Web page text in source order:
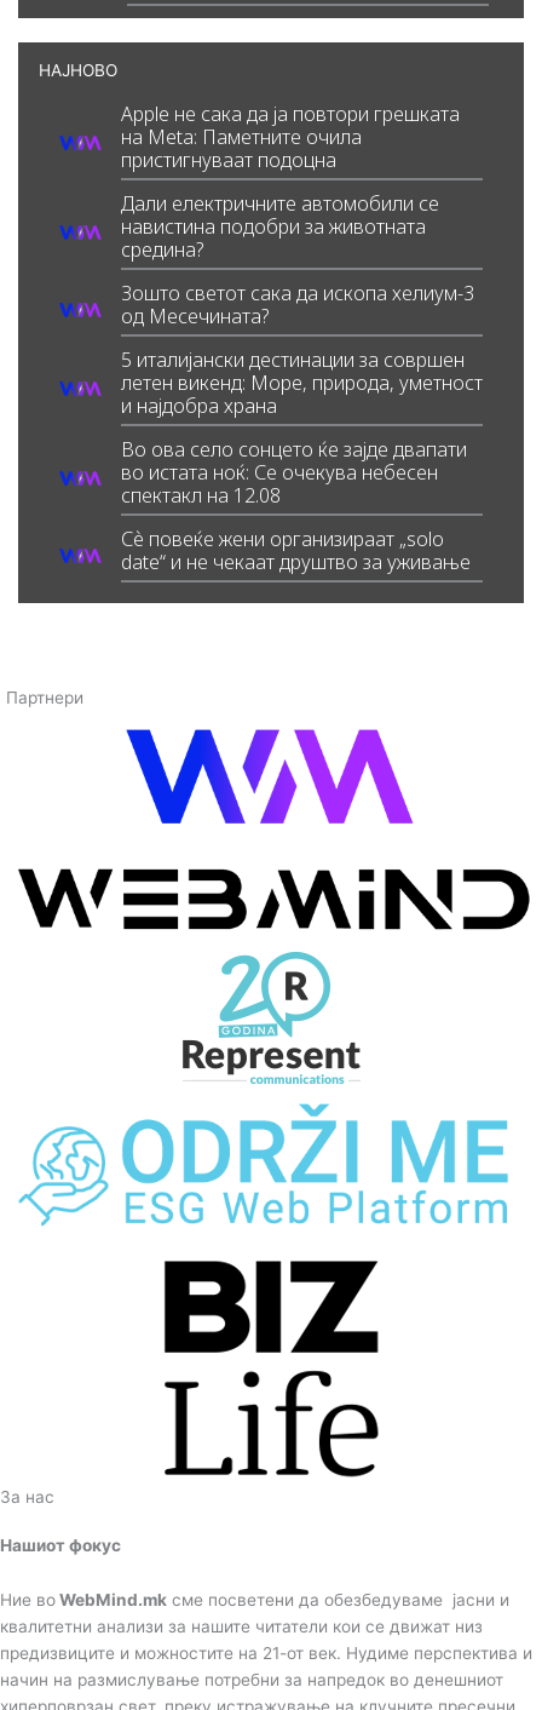
НАЈНОВО
Apple не сака да ја повтори грешката
на Meta: Паметните очила
пристигнуваат подоцна
Дали електричните автомобили се
навистина подобри за животната
средина?
Зошто светот сака да ископа хелиум-3
од Месечината?
5 италијански дестинации за совршен
летен викенд: Море, природа, уметност
и најдобра храна
Во ова село сонцето ќе зајде двапати
во истата ноќ: Се очекува небесен
спектакл на 12.08
Сè повеќе жени организираат „solo
date“ и не чекаат друштво за уживање
Партнери
За нас
Нашиот фокус
Ние воWebMind.mk сме посветени да обезбедуваме јасни и
квалитетни анализи за нашите читатели кои се движат низ
предизвиците и можностите на 21-от век. Нудиме перспектива и
начин на размислување потребни за напредок во денешниот